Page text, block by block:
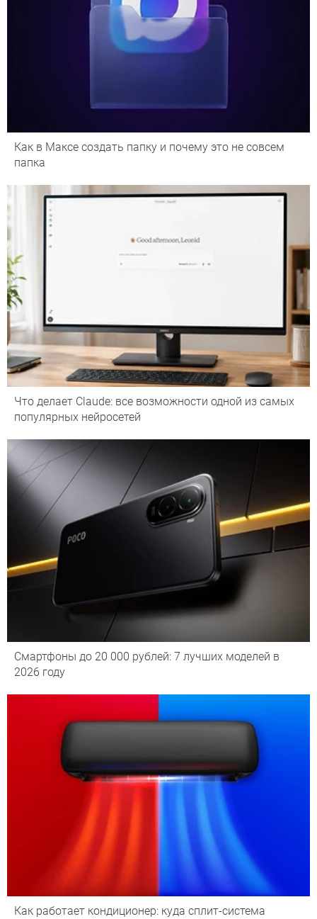
Как в Максе создать папку и почему это не совсем
папка
Что делает Сlaude: все возможности одной из самых
популярных нейросетей
Смартфоны до 20 000 рублей: 7 лучших моделей в
2026 году
Как работает кондиционер: куда сплит-система